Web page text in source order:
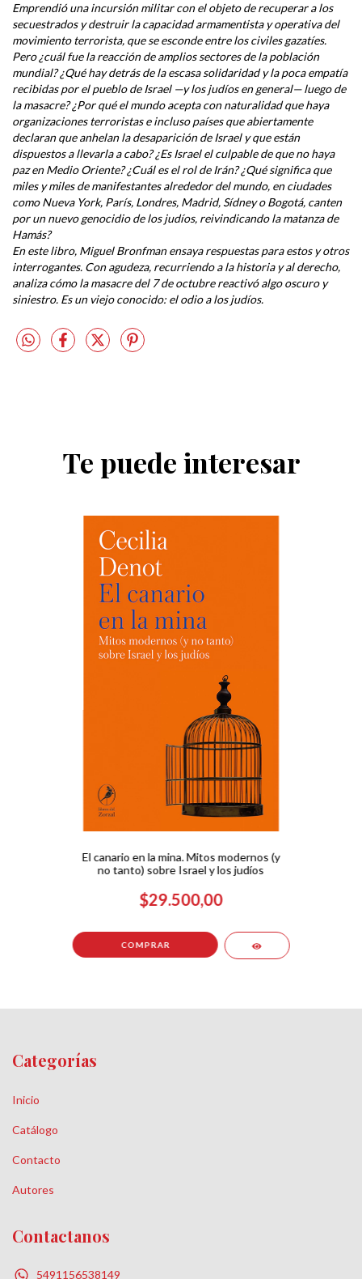
Emprendió una incursión militar con el objeto de recuperar a los
secuestrados y destruir la capacidad armamentista y operativa del
movimiento terrorista, que se esconde entre los civiles gazatíes.
Pero ¿cuál fue la reacción de amplios sectores de la población
mundial? ¿Qué hay detrás de la escasa solidaridad y la poca empatía
recibidas por el pueblo de Israel —y los judíos en general— luego de
la masacre? ¿Por qué el mundo acepta con naturalidad que haya
organizaciones terroristas e incluso países que abiertamente
declaran que anhelan la desaparición de Israel y que están
dispuestos a llevarla a cabo? ¿Es Israel el culpable de que no haya
paz en Medio Oriente? ¿Cuál es el rol de Irán? ¿Qué significa que
miles y miles de manifestantes alrededor del mundo, en ciudades
como Nueva York, París, Londres, Madrid, Sídney o Bogotá, canten
por un nuevo genocidio de los judíos, reivindicando la matanza de
Hamás?
En este libro, Miguel Bronfman ensaya respuestas para estos y otros
interrogantes. Con agudeza, recurriendo a la historia y al derecho,
analiza cómo la masacre del 7 de octubre reactivó algo oscuro y
siniestro. Es un viejo conocido: el odio a los judíos.
Te puede interesar
El canario en la mina. Mitos modernos (y
no tanto) sobre Israel y los judíos
$29.500,00
Categorías
Inicio
Catálogo
Contacto
Autores
Contactanos
5491156538149